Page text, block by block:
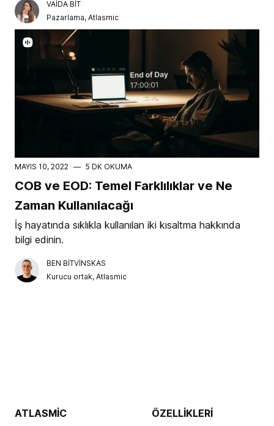
VAIDA BIT
Pazarlama, Atlasmic
MAYIS 10, 2022 — 5 DK OKUMA
COB ve EOD: Temel Farklılıklar ve Ne
Zaman Kullanılacağı
İş hayatında sıklıkla kullanılan iki kısaltma hakkında
bilgi edinin.
BEN BITVINSKAS
Kurucu ortak, Atlasmic
ATLASMIC ÖZELLIKLERI